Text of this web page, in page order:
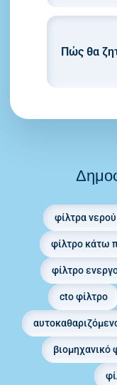
Πώς θα
φίλτρα νερού
φίλτρο κάτω
φίλτρο
cto φίλτρο
βιομηχανικό